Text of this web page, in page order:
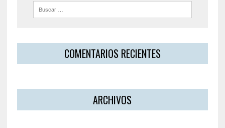
COMENTARIOS RECIENTES
ARCHIVOS